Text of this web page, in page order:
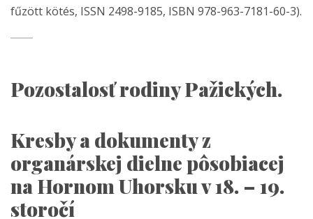
fűzött kötés, ISSN 2498-9185, ISBN 978-963-7181-60-3).
Pozostalosť rodiny Pažických.
Kresby a dokumenty z
organárskej dielne pôsobiacej
na Hornom Uhorsku v 18. – 19.
storočí